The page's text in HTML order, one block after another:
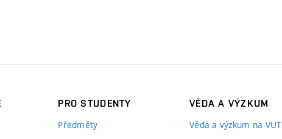
PRO STUDENTY
Předměty
VĚDA A VÝZKUM
Věda a výzkum na VUT